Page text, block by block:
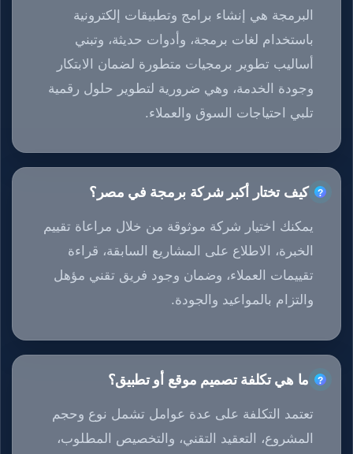
البرمجة هي إنشاء برامج وتطبيقات إلكترونية
باستخدام لغات برمجة، وأدوات حديثة، وتبني
أساليب تطوير برمجيات متطورة لضمان الابتكار
وجودة الخدمة، وهي ضرورية لتطوير حلول رقمية
تلبي احتياجات السوق والعملاء.
كيف تختار أكبر شركة برمجة في مصر؟
يمكنك اختيار شركة موثوقة من خلال مراعاة تقييم
الخبرة، الاطلاع على المشاريع السابقة، قراءة
تقييمات العملاء، وضمان وجود فريق تقني مؤهل
والتزام بالمواعيد والجودة.
ما هي تكلفة تصميم موقع أو تطبيق؟
تعتمد التكلفة على عدة عوامل تشمل نوع وحجم
المشروع، التعقيد التقني، والتخصيص المطلوب،